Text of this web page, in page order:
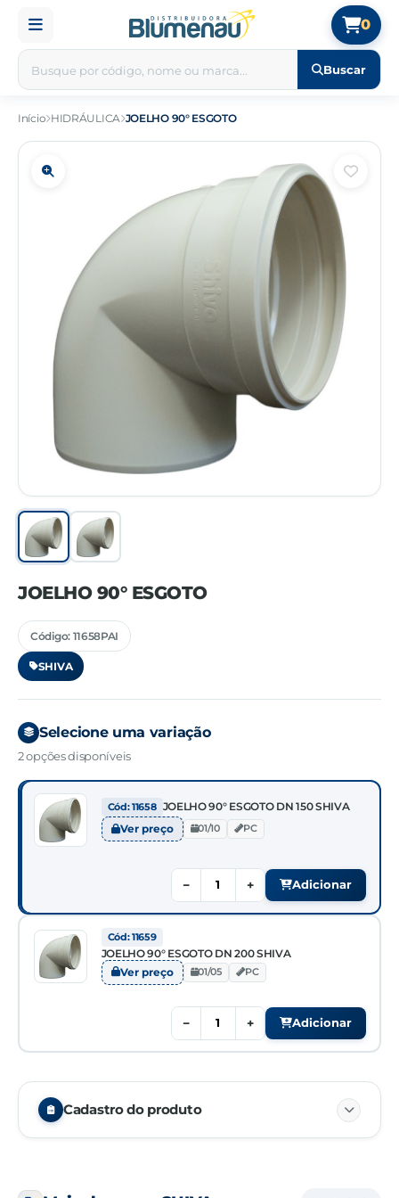
Buscar
0
Início HIDRÁULICA JOELHO 90° ESGOTO
JOELHO 90° ESGOTO
Código: 11658PAI
SHIVA
Selecione uma variação
2 opções disponíveis
Cód: 11658 JOELHO 90° ESGOTO DN 150 SHIVA
Ver preço 01/10 PC
− + Adicionar
Cód: 11659
JOELHO 90° ESGOTO DN 200 SHIVA
Ver preço 01/05 PC
− + Adicionar
Cadastro do produto